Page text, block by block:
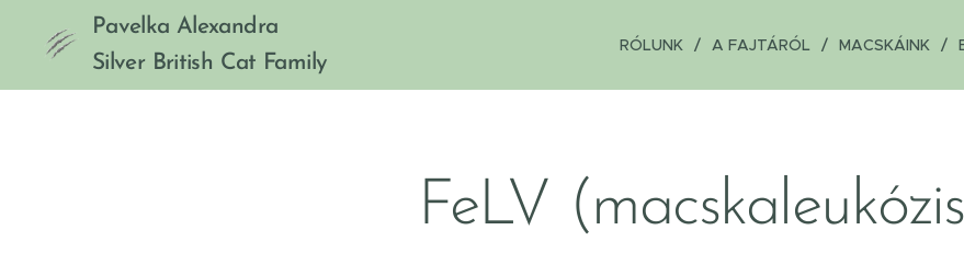
Pavelka Alexandra
Silver British Cat Family
RÓLUNK A FAJTÁRÓL MACSKÁINK
FeLV